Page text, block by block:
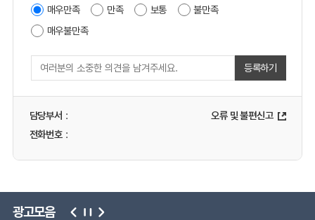
매우만족 만족 보통
불만족
매우불만족
등록하기
담당부서 :
전화번호:
오류 및 불편신고
광고모음